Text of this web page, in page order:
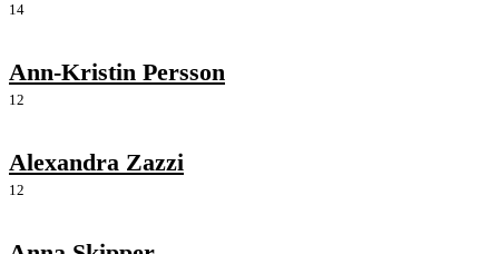
14
Ann-Kristin Persson
12
Alexandra Zazzi
12